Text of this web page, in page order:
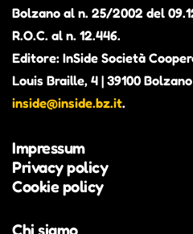
Bolzano al n. 25/2002 del
R.O.C. al n. 12.446.
Editore: InSide Società
Louis Braille, 4 | 39100
inside@inside.bz.it.
Impressum
Privacy policy
Cookie policy